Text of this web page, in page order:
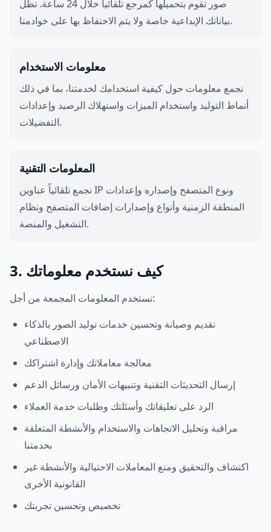
صور تقوم بتحميلها كمرجع تلقائياً خلال 24 ساعة. تظل
بياناتك الإبداعية خاصة ولا يتم الاحتفاظ بها على خوادمنا.
معلومات الاستخدام
نجمع معلومات حول كيفية استخدامك لخدمتنا، بما في ذلك
أنماط التوليد واستخدام الميزات واستهلاك الرصيد وإعدادات
التفضيلات.
المعلومات التقنية
نجمع تلقائياً عناوين IP ونوع المتصفح وإصداره وإعدادات
المنطقة الزمنية وأنواع وإصدارات إضافات المتصفح ونظام
التشغيل والمنصة.
3. كيف نستخدم معلوماتك
نستخدم المعلومات المجمعة من أجل:
تقديم وصيانة وتحسين خدمات توليد الصور بالذكاء
الاصطناعي
معالجة معاملاتك وإدارة اشتراكك
إرسال التحديثات التقنية وتنبيهات الأمان ورسائل الدعم
الرد على تعليقاتك وأسئلتك وطلبات خدمة العملاء
مراقبة وتحليل الاتجاهات والاستخدام والأنشطة المتعلقة
بخدمتنا
اكتشاف والتحقيق ومنع المعاملات الاحتيالية والأنشطة غير
القانونية الأخرى
تخصيص وتحسين تجربتك